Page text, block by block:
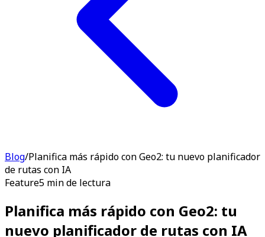
Blog/Planifica más rápido con Geo2: tu nuevo planificador
de rutas con IA
Feature5 min de lectura
Planifica más rápido con Geo2: tu
nuevo planificador de rutas con IA